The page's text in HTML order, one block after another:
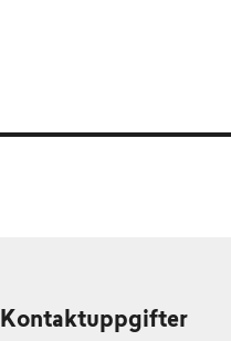
Kontaktuppgifter